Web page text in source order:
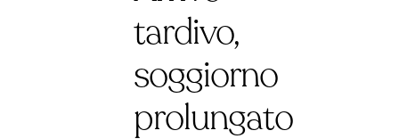
tardivo,
soggiorno
prolungato